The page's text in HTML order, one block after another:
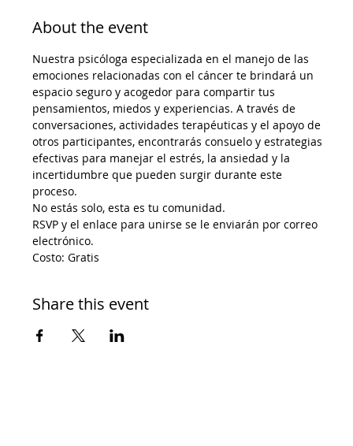
About the event
Nuestra psicóloga especializada en el manejo de las
emociones relacionadas con el cáncer te brindará un
espacio seguro y acogedor para compartir tus
pensamientos, miedos y experiencias. A través de
conversaciones, actividades terapéuticas y el apoyo de
otros participantes, encontrarás consuelo y estrategias
efectivas para manejar el estrés, la ansiedad y la
incertidumbre que pueden surgir durante este
proceso.
No estás solo, esta es tu comunidad.
RSVP y el enlace para unirse se le enviarán por correo
electrónico.
Costo: Gratis
Share this event